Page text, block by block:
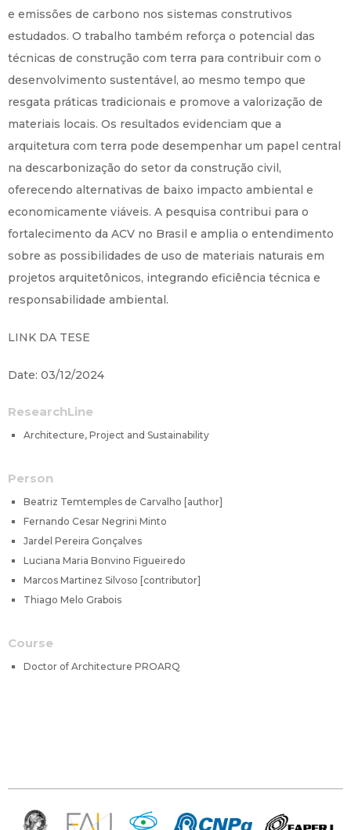
e emissões de carbono nos sistemas construtivos
estudados. O trabalho também reforça o potencial das
técnicas de construção com terra para contribuir com o
desenvolvimento sustentável, ao mesmo tempo que
resgata práticas tradicionais e promove a valorização de
materiais locais. Os resultados evidenciam que a
arquitetura com terra pode desempenhar um papel central
na descarbonização do setor da construção civil,
oferecendo alternativas de baixo impacto ambiental e
economicamente viáveis. A pesquisa contribui para o
fortalecimento da ACV no Brasil e amplia o entendimento
sobre as possibilidades de uso de materiais naturais em
projetos arquitetônicos, integrando eficiência técnica e
responsabilidade ambiental.
LINK DA TESE
Date: 03/12/2024
ResearchLine
Architecture, Project and Sustainability
Person
Beatriz Temtemples de Carvalho [author]
Fernando Cesar Negrini Minto
Jardel Pereira Gonçalves
Luciana Maria Bonvino Figueiredo
Marcos Martinez Silvoso [contributor]
Thiago Melo Grabois
Course
Doctor of Architecture PROARQ